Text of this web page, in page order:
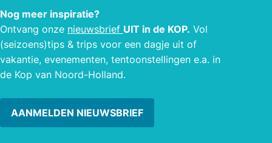
boven het Noordzeekanaal zo’n
kwalitatief goede golfbaan ligt! We zijn
op extreme weersomstandigheden na,
het hele jaar bespeelbaar! Golfbaan
Dirkshorn beschikt over drie
beamer)
Nog meer inspiratie?
Ontvang onze nieuwsbrief UIT in de KOP. Vol
(seizoens)tips & trips voor een dagje uit of
vakantie, evenementen, tentoonstellingen e.a. in
de Kop van Noord-Holland.
AANMELDEN NIEUWSBRIEF